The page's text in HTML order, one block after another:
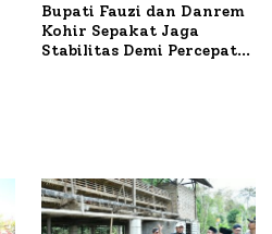
Bupati Fauzi dan Danrem
Kohir Sepakat Jaga
Stabilitas Demi Percepat